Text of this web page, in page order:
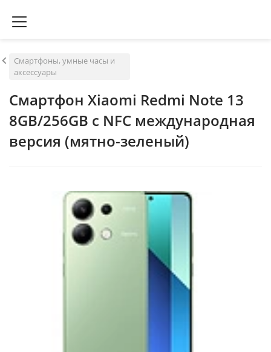
Смартфоны, умные часы и
аксессуары
Смартфон Xiaomi Redmi Note 13
8GB/256GB с NFC международная
версия (мятно-зеленый)